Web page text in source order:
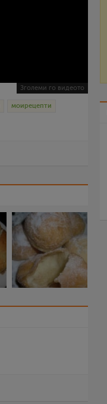
Зголеми го видеото
моирецепти